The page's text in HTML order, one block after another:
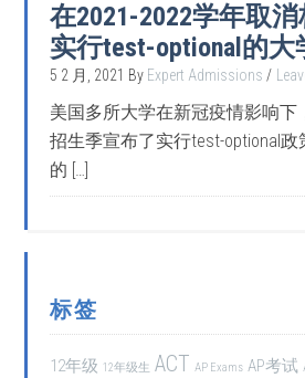
在2021-2022学年取消
实行test-optional的大
5 2 月, 2021 By Expert Admissions
美国多所大学在新冠疫情影响下
招生季宣布了实行test-optional
的 […]
标签
12年级 12年级生 ACT AP Exams AP考试